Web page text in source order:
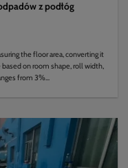
z podłóg
the floor area, converting it
on room shape, roll width,
from 3%...